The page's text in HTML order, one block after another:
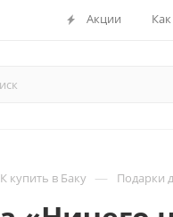
Акции
в Баку — Подарки